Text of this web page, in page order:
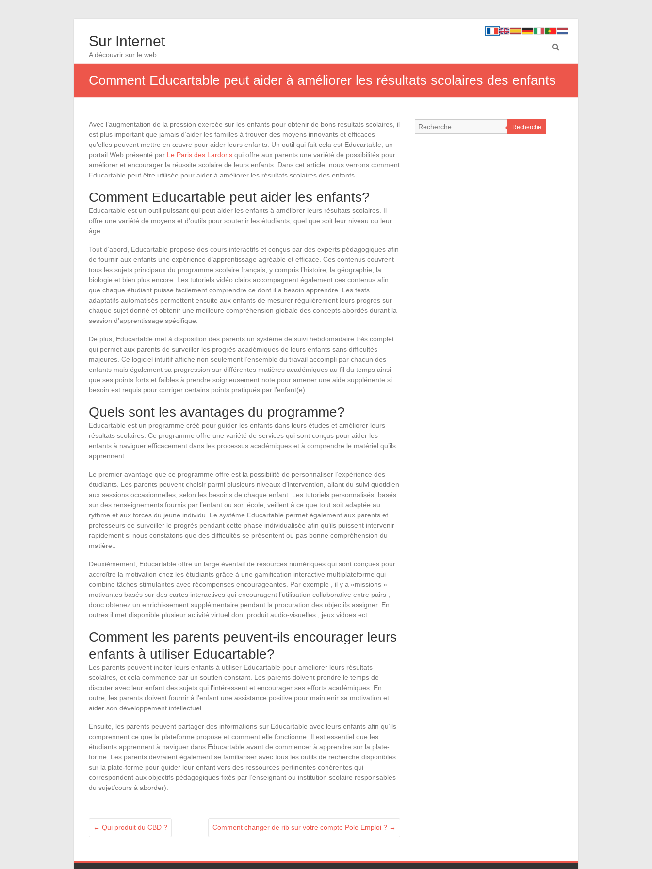
Sur Internet
A découvrir sur le web
Comment Educartable peut aider à améliorer les résultats scolaires des enfants
Avec l’augmentation de la pression exercée sur les enfants pour obtenir de bons résultats scolaires, il
est plus important que jamais d’aider les familles à trouver des moyens innovants et efficaces
qu’elles peuvent mettre en œuvre pour aider leurs enfants. Un outil qui fait cela est Educartable, un
portail Web présenté par Le Paris des Lardons qui offre aux parents une variété de possibilités pour
améliorer et encourager la réussite scolaire de leurs enfants. Dans cet article, nous verrons comment
Educartable peut être utilisée pour aider à améliorer les résultats scolaires des enfants.
Comment Educartable peut aider les enfants?
Educartable est un outil puissant qui peut aider les enfants à améliorer leurs résultats scolaires. Il
offre une variété de moyens et d’outils pour soutenir les étudiants, quel que soit leur niveau ou leur
âge.
Tout d’abord, Educartable propose des cours interactifs et conçus par des experts pédagogiques afin
de fournir aux enfants une expérience d’apprentissage agréable et efficace. Ces contenus couvrent
tous les sujets principaux du programme scolaire français, y compris l’histoire, la géographie, la
biologie et bien plus encore. Les tutoriels vidéo clairs accompagnent également ces contenus afin
que chaque étudiant puisse facilement comprendre ce dont il a besoin apprendre. Les tests
adaptatifs automatisés permettent ensuite aux enfants de mesurer régulièrement leurs progrès sur
chaque sujet donné et obtenir une meilleure compréhension globale des concepts abordés durant la
session d’apprentissage spécifique.
De plus, Educartable met à disposition des parents un système de suivi hebdomadaire très complet
qui permet aux parents de surveiller les progrès académiques de leurs enfants sans difficultés
majeures. Ce logiciel intuitif affiche non seulement l’ensemble du travail accompli par chacun des
enfants mais également sa progression sur différentes matières académiques au fil du temps ainsi
que ses points forts et faibles à prendre soigneusement note pour amener une aide supplénente si
besoin est requis pour corriger certains points pratiqués par l’enfant(e).
Quels sont les avantages du programme?
Educartable est un programme créé pour guider les enfants dans leurs études et améliorer leurs
résultats scolaires. Ce programme offre une variété de services qui sont conçus pour aider les
enfants à naviguer efficacement dans les processus académiques et à comprendre le matériel qu’ils
apprennent.
Le premier avantage que ce programme offre est la possibilité de personnaliser l’expérience des
étudiants. Les parents peuvent choisir parmi plusieurs niveaux d’intervention, allant du suivi quotidien
aux sessions occasionnelles, selon les besoins de chaque enfant. Les tutoriels personnalisés, basés
sur des renseignements fournis par l’enfant ou son école, veillent à ce que tout soit adaptée au
rythme et aux forces du jeune individu. Le système Educartable permet également aux parents et
professeurs de surveiller le progrès pendant cette phase individualisée afin qu’ils puissent intervenir
rapidement si nous constatons que des difficultés se présentent ou pas bonne compréhension du
matière..
Deuxièmement, Educartable offre un large éventail de resources numériques qui sont conçues pour
accroître la motivation chez les étudiants grâce à une gamification interactive multiplateforme qui
combine tâches stimulantes avec récompenses encourageantes. Par exemple , il y a «missions »
motivantes basés sur des cartes interactives qui encouragent l’utilisation collaborative entre pairs ,
donc obtenez un enrichissement supplémentaire pendant la procuration des objectifs assigner. En
outres il met disponible plusieur activité virtuel dont produit audio-visuelles , jeux vidoes ect…
Comment les parents peuvent-ils encourager leurs
enfants à utiliser Educartable?
Les parents peuvent inciter leurs enfants à utiliser Educartable pour améliorer leurs résultats
scolaires, et cela commence par un soutien constant. Les parents doivent prendre le temps de
discuter avec leur enfant des sujets qui l’intéressent et encourager ses efforts académiques. En
outre, les parents doivent fournir à l’enfant une assistance positive pour maintenir sa motivation et
aider son développement intellectuel.
Ensuite, les parents peuvent partager des informations sur Educartable avec leurs enfants afin qu’ils
comprennent ce que la plateforme propose et comment elle fonctionne. Il est essentiel que les
étudiants apprennent à naviguer dans Educartable avant de commencer à apprendre sur la plate-
forme. Les parents devraient également se familiariser avec tous les outils de recherche disponibles
sur la plate-forme pour guider leur enfant vers des ressources pertinentes cohérentes qui
correspondent aux objectifs pédagogiques fixés par l’enseignant ou institution scolaire responsables
du sujet/cours à aborder).
← Qui produit du CBD ? Comment changer de rib sur votre compte Pole Emploi ? →
Recherche